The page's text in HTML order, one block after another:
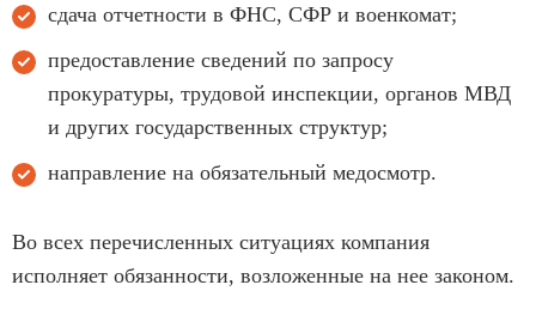
сдача отчетности в ФНС, СФР и военкомат;
предоставление сведений по запросу
прокуратуры, трудовой инспекции, органов МВД
и других государственных структур;
направление на обязательный медосмотр.
Во всех перечисленных ситуациях компания
исполняет обязанности, возложенные на нее законом.